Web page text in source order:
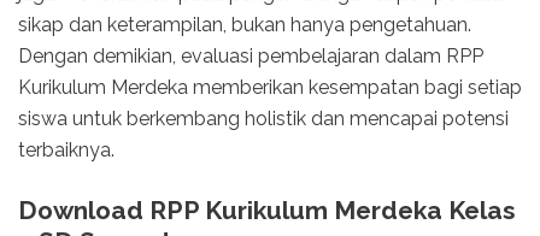
sikap dan keterampilan, bukan hanya pengetahuan.
Dengan demikian, evaluasi pembelajaran dalam RPP
Kurikulum Merdeka memberikan kesempatan bagi setiap
siswa untuk berkembang holistik dan mencapai potensi
terbaiknya.
Download RPP Kurikulum Merdeka Kelas